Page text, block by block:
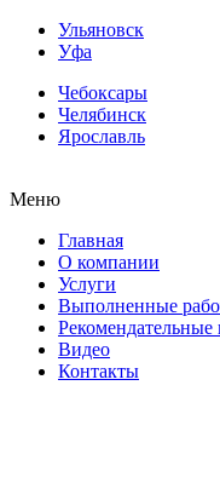
Ульяновск
Уфа
Чебоксары
Челябинск
Ярославль
Меню
Главная
О компании
Услуги
Выполненные
Рекомендательные
Видео
Контакты